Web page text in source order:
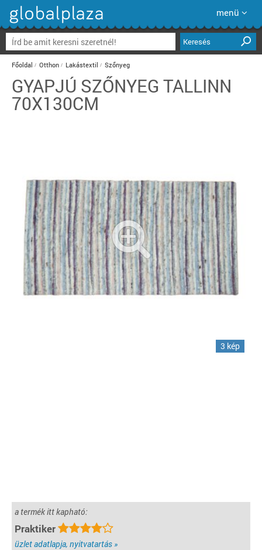
menü
Keresés
Főoldal Otthon Lakástextil Szőnyeg
GYAPJÚ SZŐNYEG TALLINN
70X130CM
3 kép
a termék itt kapható:
Praktiker
üzlet adatlapja, nyitvatartás »